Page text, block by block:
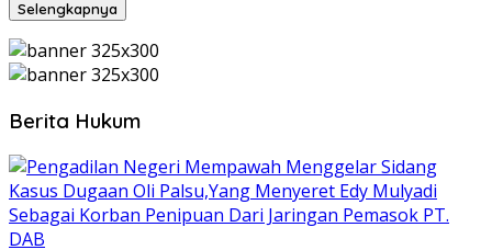
Selengkapnya
Berita Hukum